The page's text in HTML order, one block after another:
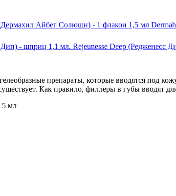
Rejeunesse Deep (Редженесс
препараты, которые вводятся под
Как правило, филлеры в губы вводят
мл